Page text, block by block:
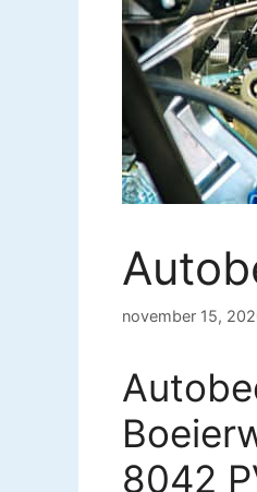
november 15,
8042